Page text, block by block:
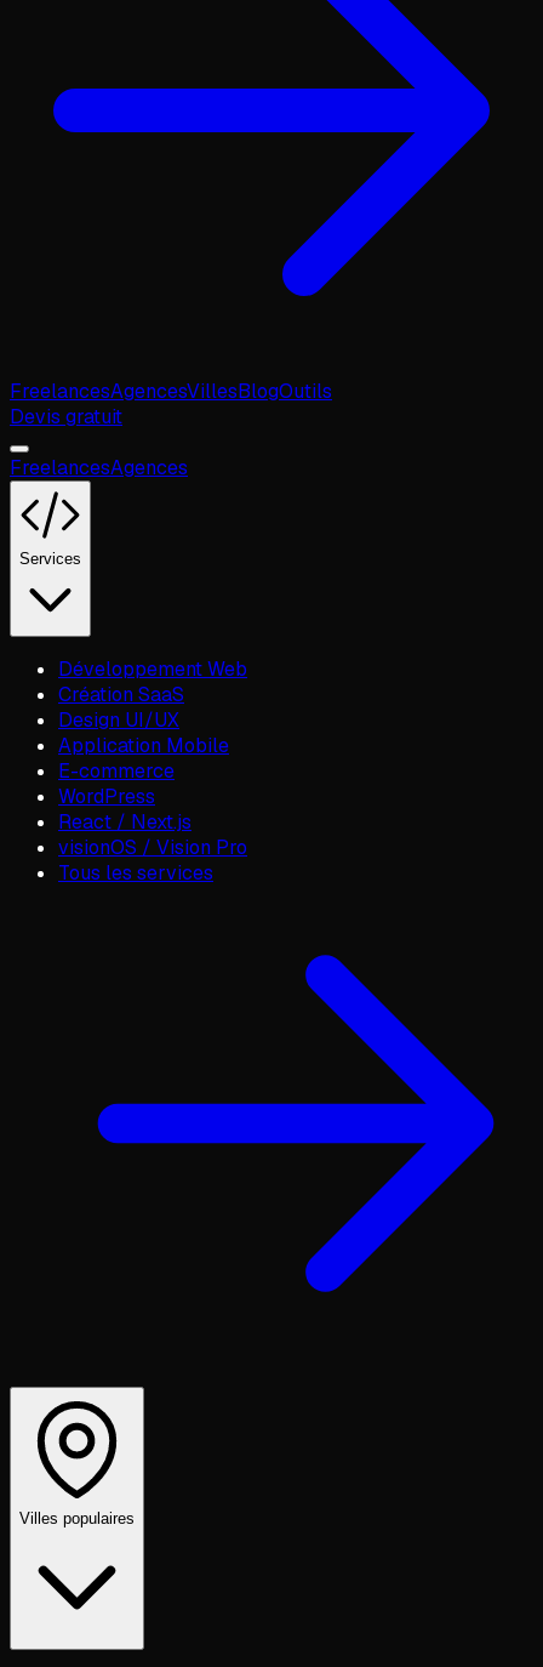
FreelancesAgencesVillesBlogOutils
Devis gratuit
FreelancesAgences
Services
Développement Web
Création SaaS
Design UI/UX
Application Mobile
E-commerce
WordPress
React / Next.js
visionOS / Vision Pro
Tous les services
Villes populaires